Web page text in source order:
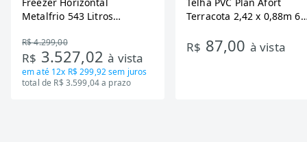
Metalfrio 543 Litros
Tecnologia Inverter, Branco,
Bivolt
R$ 4.299,00
R$ 3.527,02à vista
em até 12x R$ 299,92sem juros
total de R$ 3.599,04 a prazo
Terracota 2,42 x 0,88m 6
R$ 87,00 à vista